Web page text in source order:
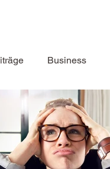
Business
Bewegung
Gesundheit